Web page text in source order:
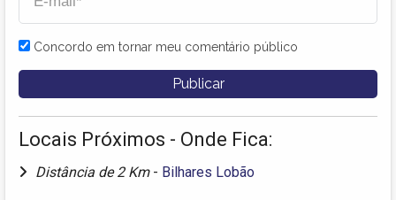
Concordo em tornar meu comentário público
Locais Próximos - Onde Fica:
Distância de 2 Km - Bilhares Lobão